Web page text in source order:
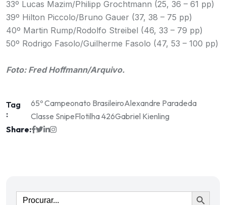
33º Lucas Mazim/Philipp Grochtmann (25, 36 – 61 pp)
39º Hilton Piccolo/Bruno Gauer (37, 38 – 75 pp)
40º Martin Rump/Rodolfo Streibel (46, 33 – 79 pp)
50º Rodrigo Fasolo/Guilherme Fasolo (47, 53 – 100 pp)
Foto: Fred Hoffmann/Arquivo.
Tag
:
65º Campeonato BrasileiroAlexandre Paradeda
Classe SnipeFlotilha 426Gabriel Kienling
Share:
Ir